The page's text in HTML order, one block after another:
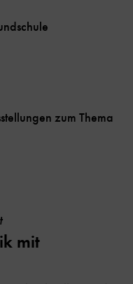
zum Thema
mit